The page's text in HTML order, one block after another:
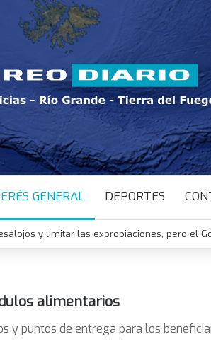
GENERAL DEPORTES
y limitar las expropiaciones, pero el
alimentarios
y puntos de entrega para los